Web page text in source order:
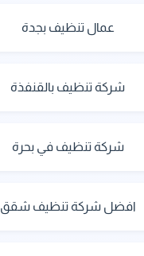
عمال تنظيف بجدة
شركة تنظيف بالقنفذة
شركة تنظيف في بحرة
افضل شركة تنظيف شقق